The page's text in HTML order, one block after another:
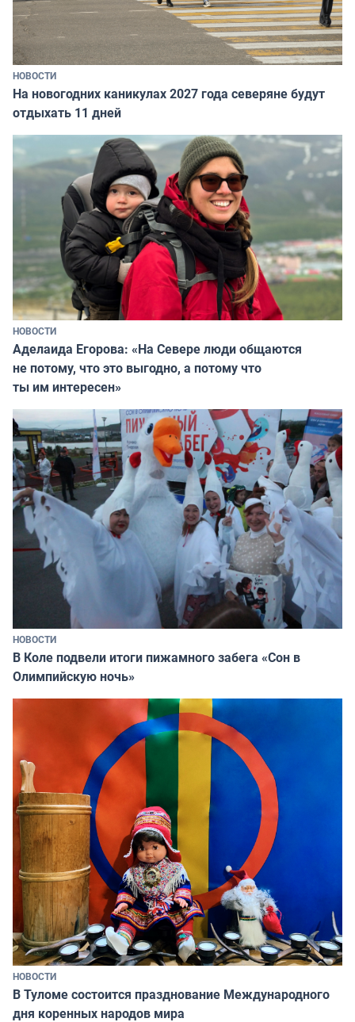
НОВОСТИ
На новогодних каникулах 2027 года северяне будут
отдыхать 11 дней
НОВОСТИ
Аделаида Егорова: «На Севере люди общаются
не потому, что это выгодно, а потому что
ты им интересен»
НОВОСТИ
В Коле подвели итоги пижамного забега «Сон в
Олимпийскую ночь»
НОВОСТИ
В Туломе состоится празднование Международного
дня коренных народов мира